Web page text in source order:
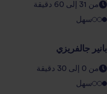
من 31 إلى 60 دقيقة
سهل
بانير جالفريزي
من 0 إلى 30 دقيقة
سهل